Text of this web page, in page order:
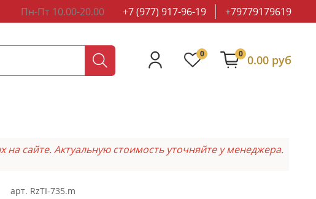
Пн-Пт 10.00-20.00 +7 (977) 917-96-19 +79779179619
0 0 0.00 руб
сайте. Актуальную стоимость уточняйте у менеджера.
арт. RzTI-735.m